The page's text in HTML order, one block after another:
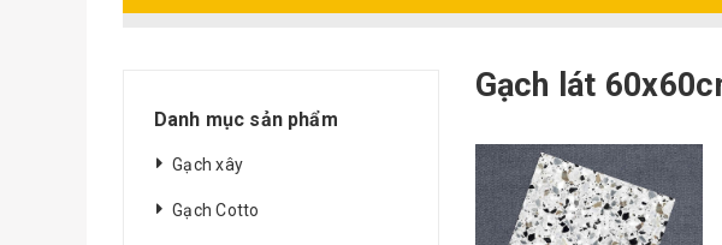
Danh mục sản phẩm
Gạch xây
Gạch Cotto
Gạch lát